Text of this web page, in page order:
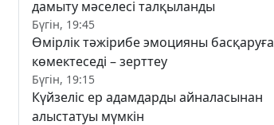
дамыту мәселесі талқыланды
Бүгін, 19:45
Өмірлік тәжірибе эмоцияны басқаруға
көмектеседі – зерттеу
Бүгін, 19:15
Күйзеліс ер адамдарды айналасынан
алыстатуы мүмкін